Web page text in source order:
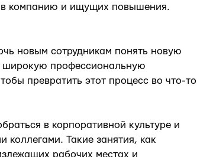
в компанию и ищущих повышения.
новым сотрудникам понять новую
широкую профессиональную
превратить этот процесс во что-то
в корпоративной культуре и
коллегами. Такие занятия, как
рабочих местах и